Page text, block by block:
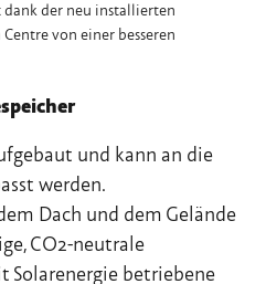
der neu installierten
von einer besseren
und kann an die
werden.
Dach und dem Gelände
CO2-neutrale
Solarenergie betriebene